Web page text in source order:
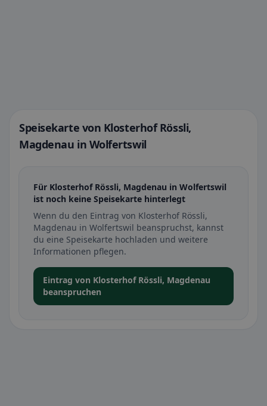
Speisekarte von Klosterhof Rössli,
Magdenau in Wolfertswil
Für Klosterhof Rössli, Magdenau in Wolfertswil
ist noch keine Speisekarte hinterlegt
Wenn du den Eintrag von Klosterhof Rössli,
Magdenau in Wolfertswil beanspruchst, kannst
du eine Speisekarte hochladen und weitere
Informationen pflegen.
Eintrag von Klosterhof Rössli, Magdenau
beanspruchen